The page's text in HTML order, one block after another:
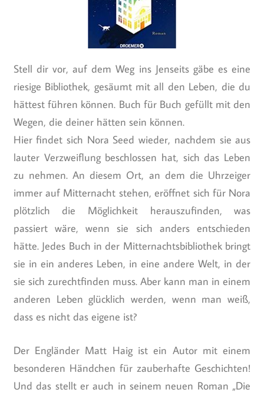
Stell dir vor, auf dem Weg ins Jenseits gäbe es eine
riesige Bibliothek, gesäumt mit all den Leben, die du
hättest führen können. Buch für Buch gefüllt mit den
Wegen, die deiner hätten sein können.
Hier findet sich Nora Seed wieder, nachdem sie aus
lauter Verzweiflung beschlossen hat, sich das Leben
zu nehmen. An diesem Ort, an dem die Uhrzeiger
immer auf Mitternacht stehen, eröffnet sich für Nora
plötzlich die Möglichkeit herauszufinden, was
passiert wäre, wenn sie sich anders entschieden
hätte. Jedes Buch in der Mitternachtsbibliothek bringt
sie in ein anderes Leben, in eine andere Welt, in der
sie sich zurechtfinden muss. Aber kann man in einem
anderen Leben glücklich werden, wenn man weiß,
dass es nicht das eigene ist?
Der Engländer Matt Haig ist ein Autor mit einem
besonderen Händchen für zauberhafte Geschichten!
Und das stellt er auch in seinem neuen Roman „Die